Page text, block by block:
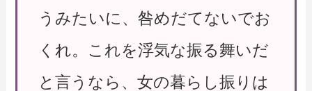
うみたいに、咎めだてないでお
くれ。これを浮気な振る舞いだ
と言うなら、女の暮らし振りは